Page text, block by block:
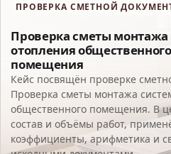
ПРОВЕРКА СМЕТНОЙ
Проверка сметы
отопления общественного
помещения
Кейс посвящён проверке
Проверка сметы монтажа
общественного помещения. В
состав и объёмы работ,
коэффициенты, арифметика и